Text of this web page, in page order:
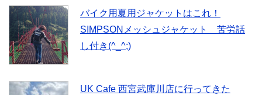
r
で
共
有
(
新
し
い
ウ
ド
ウ
新
し
い
ウ
ィ
ン
ド
ウ
で
ま
す
+
で
共
有
(
新
し
い
ウ
ド
バイク用夏用ジャケットはこれ！
SIMPSONメッシュジャケット 苦労話
し付き(^_^;)
UK Cafe 西宮武庫川店に行ってきた